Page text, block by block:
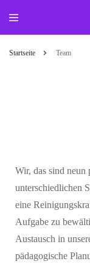
Die
Startseite Team
Wir, das sind neun
unterschiedlichen
eine
Aufgabe zu
Austausch in
pädagogische